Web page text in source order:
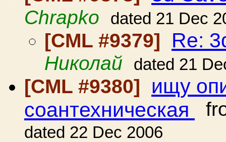
Chrapko dated 21 Dec
[CML #9379] Re:
Николай dated 21
[CML #9380] ищу
соантехническая
dated 22 Dec 2006